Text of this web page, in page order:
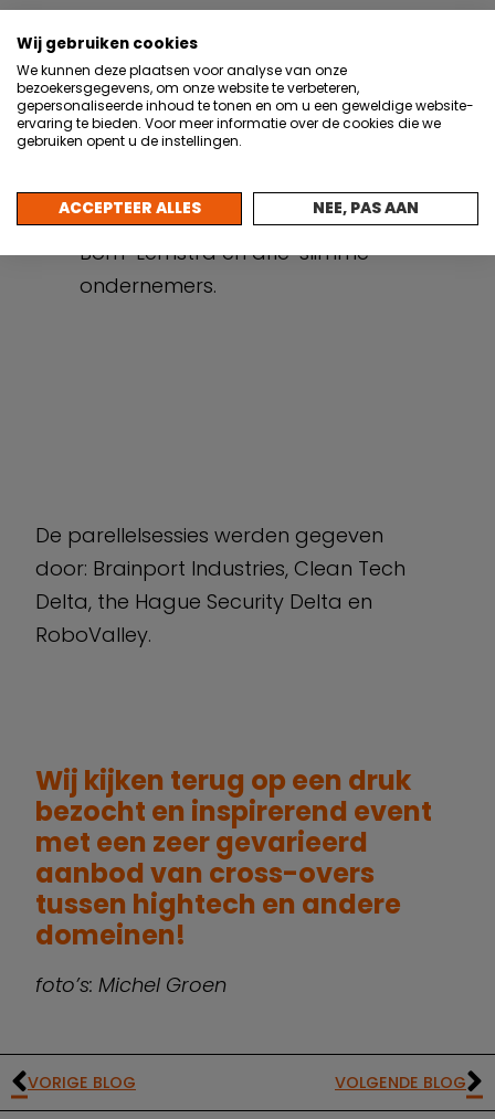
De overhandiging van de
actieagenda‘Slim Gemaakt in Zuid-
Holland’door een robotarm aan Adri
Bom-Lemstra en drie ‘slimme’
ondernemers.
De parellelsessies werden gegeven
door: Brainport Industries, Clean Tech
Delta, the Hague Security Delta en
RoboValley.
Wij kijken terug op een druk
bezocht en inspirerend event
met een zeer gevarieerd
aanbod van cross-overs
tussen hightech en andere
domeinen!
foto’s: Michel Groen
VORIGE BLOG VOLGENDE BLOG
Wij gebruiken cookies
We kunnen deze plaatsen voor analyse van onze
bezoekersgegevens, om onze website te verbeteren,
gepersonaliseerde inhoud te tonen en om u een geweldige website-
ervaring te bieden. Voor meer informatie over de cookies die we
gebruiken opent u de instellingen.
ACCEPTEER ALLES NEE, PAS AAN